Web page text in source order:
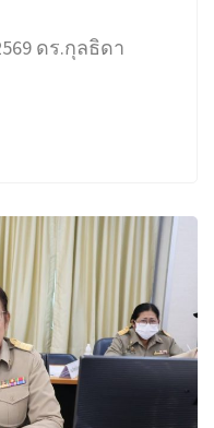
ดร.กุลธิดา